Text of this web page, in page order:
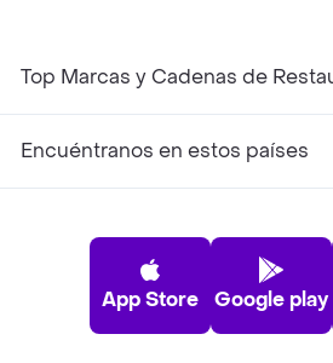
Top Marcas y Cadenas de
Encuéntranos en estos países
App Store Google play